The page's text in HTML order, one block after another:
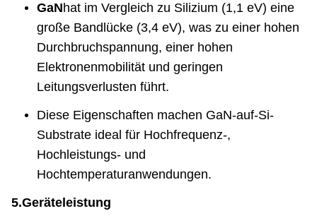
GaNhat im Vergleich zu Silizium (1,1 eV) eine
große Bandlücke (3,4 eV), was zu einer hohen
Durchbruchspannung, einer hohen
Elektronenmobilität und geringen
Leitungsverlusten führt.
Diese Eigenschaften machen GaN-auf-Si-
Substrate ideal für Hochfrequenz-,
Hochleistungs- und
Hochtemperaturanwendungen.
5.Geräteleistung